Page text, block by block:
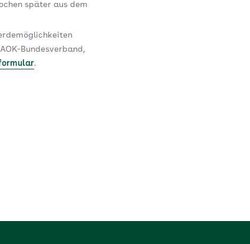
später aus dem
Bundesverband,
.